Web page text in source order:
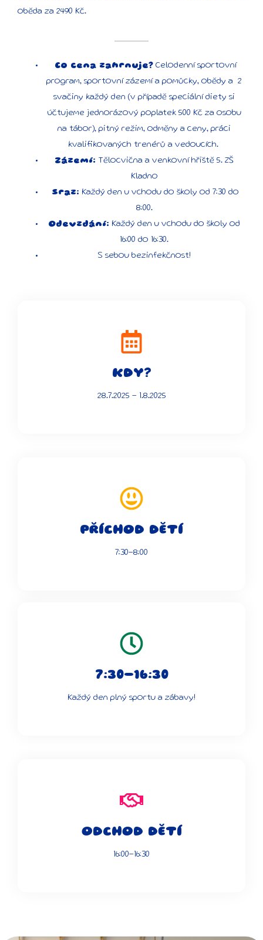
oběda za 2490 Kč.
Co cena zahrnuje?Celodenní sportovní
program, sportovní zázemí a pomůcky, obědy a 2
svačiny každý den (v případě speciální diety si
účtujeme jednorázový poplatek 500 Kč za osobu
na tábor), pitný režim, odměny a ceny, práci
kvalifikovaných trenérů a vedoucích.
Zázemí: Tělocvična a venkovní hřiště 5. ZŠ
Kladno
Sraz: Každý den u vchodu do školy od 7:30 do
8:00.
Odevzdání: Každý den u vchodu do školy od
16:00 do 16:30.
S sebou bezinfekčnost!
KDY?
28.7.2025 - 1.8.2025
PŘÍCHOD DĚTÍ
7:30-8:00
7:30-16:30
Každý den plný sportu a zábavy!
ODCHOD DĚTÍ
16:00-16:30